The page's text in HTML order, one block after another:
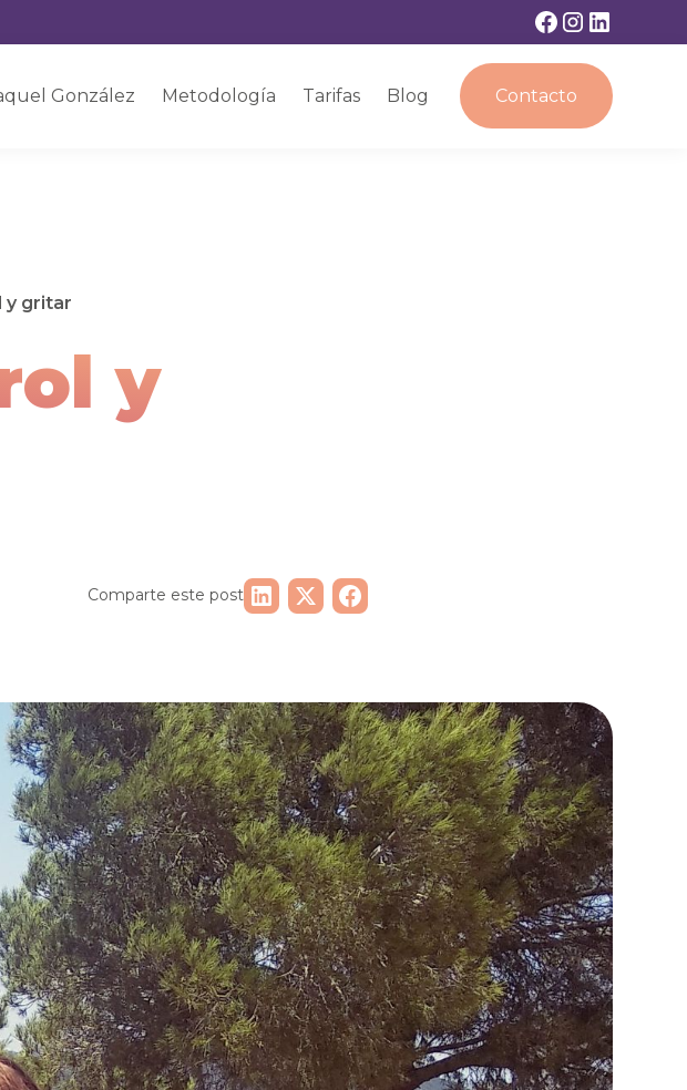
González Metodología Tarifas Blog Contacto
y gritar
y
Comparte este post